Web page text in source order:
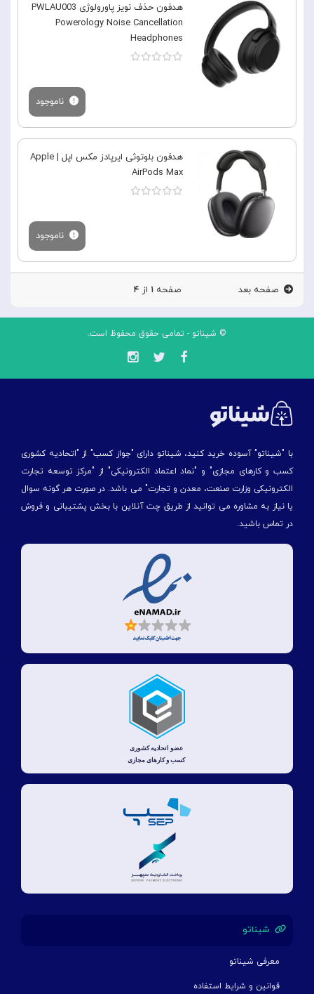
هدفون حذف نویز پاورولوژی PWLAU003
Powerology Noise Cancellation
Headphones
ناموجود
هدفون بلوتوثی ایرپادز مکس اپل | Apple
AirPods Max
ناموجود
صفحه بعد صفحه۱ از ۴
© شیناتو - تمامی حقوق محفوظ است.
با "شیناتو" آسوده خرید کنید، شیناتو دارای "جواز کسب" از "اتحادیه کشوری
کسب و کارهای مجازی" و "نماد اعتماد الکترونیکی" از "مركز توسعه تجارت
الكترونیكی وزارت صنعت، معدن و تجارت" می باشد. در صورت هر گونه سوال
یا نیاز به مشاوره می توانید از طریق چت آنلاین با بخش پشتیبانی و فروش
در تماس باشید.
شیناتو
معرفی شیناتو
قوانین و شرایط استفاده